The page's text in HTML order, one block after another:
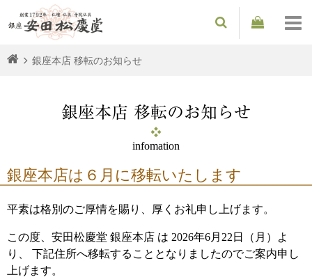
銀座本店 移転のお知らせ
銀座本店 移転のお知らせ
infomation
銀座本店は６月に移転いたします
平素は格別のご厚情を賜り、厚くお礼申し上げます。
この度、安田松慶堂 銀座本店 は 2026年6月22日（月）よ
り、
下記住所へ移転することとなりましたのでご案内申し
上げます。